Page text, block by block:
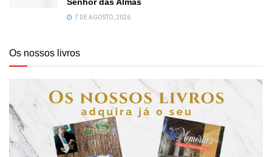
7 DE AGOSTO, 2026
Os nossos livros